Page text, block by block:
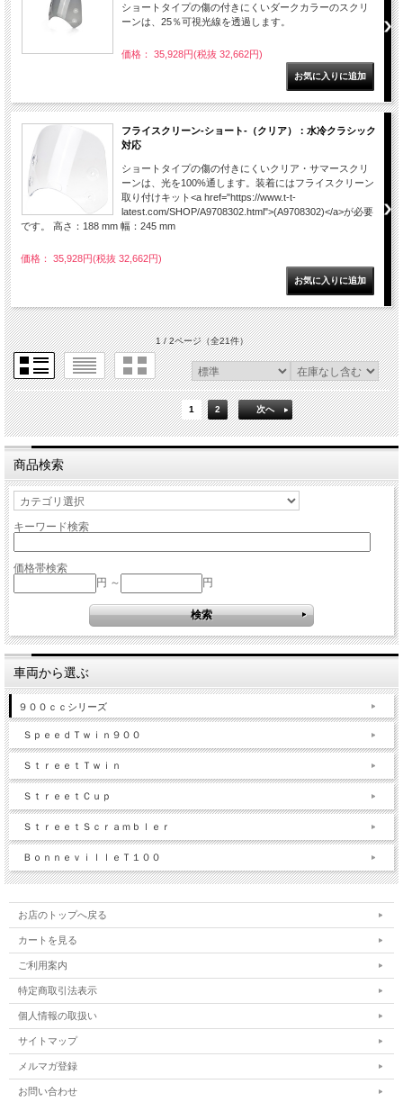
ショートタイプの傷の付きにくいダークカラーのスクリ
ーンは、25％可視光線を透過します。
価格： 35,928円(税抜 32,662円)
フライスクリーン-ショート-（クリア）：水冷クラシック
対応
ショートタイプの傷の付きにくいクリア・サマースクリ
ーンは、光を100%通します。装着にはフライスクリーン
取り付けキット<a href="https://www.t-t-
latest.com/SHOP/A9708302.html">(A9708302)</a>が必要
です。 高さ：188 mm 幅：245 mm
価格： 35,928円(税抜 32,662円)
1 / 2ページ（全21件）
1 2 次へ
商品検索
キーワード検索
価格帯検索
円 ～
円
車両から選ぶ
９００ｃｃシリーズ
ＳｐｅｅｄＴｗｉｎ９００
ＳｔｒｅｅｔＴｗｉｎ
ＳｔｒｅｅｔＣｕｐ
ＳｔｒｅｅｔＳｃｒａｍｂｌｅｒ
ＢｏｎｎｅｖｉｌｌｅＴ１００
お店のトップへ戻る
カートを見る
ご利用案内
特定商取引法表示
個人情報の取扱い
サイトマップ
メルマガ登録
お問い合わせ